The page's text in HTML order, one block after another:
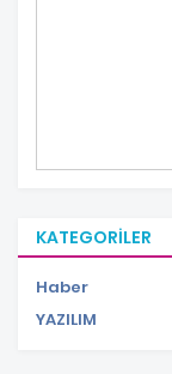
KATEGORILER
Haber
YAZILIM